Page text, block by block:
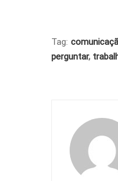
Tag:
perguntar,